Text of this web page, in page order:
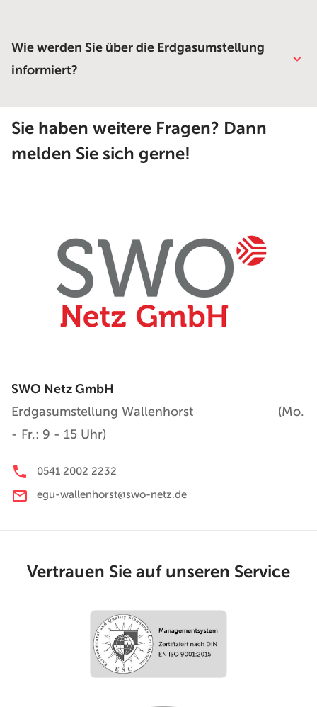
Wie werden Sie über die Erdgasumstellung
informiert?
Sie haben weitere Fragen? Dann
melden Sie sich gerne!
SWO Netz GmbH
Erdgasumstellung Wallenhorst (Mo.
- Fr.: 9 - 15 Uhr)
0541 2002 2232
egu-wallenhorst@swo-netz.de
Vertrauen Sie auf unseren Service